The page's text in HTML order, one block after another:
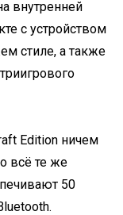
внутренней
с устройством
стиле, а также
Edition ничем
всё те же
50